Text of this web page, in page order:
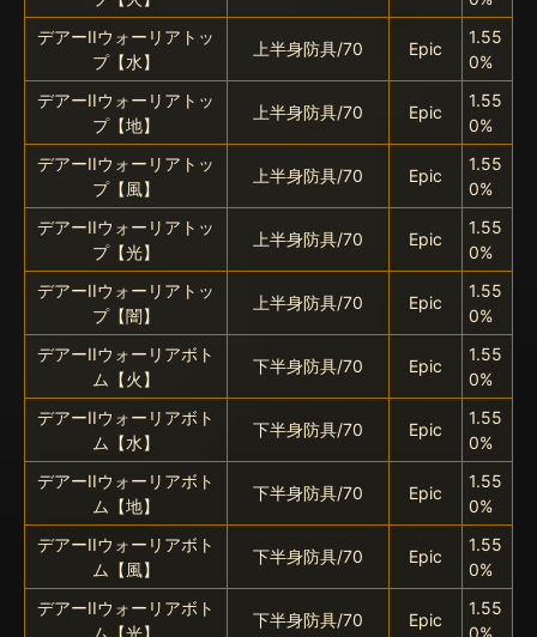
デアーIIウォーリアトッ
プ【水】
上半身防具/70 Epic
1.55
0%
デアーIIウォーリアトッ
プ【地】
上半身防具/70 Epic
1.55
0%
デアーIIウォーリアトッ
プ【風】
上半身防具/70 Epic
1.55
0%
デアーIIウォーリアトッ
プ【光】
上半身防具/70 Epic
1.55
0%
デアーIIウォーリアトッ
プ【闇】
上半身防具/70 Epic
1.55
0%
デアーIIウォーリアボト
ム【火】
下半身防具/70 Epic
1.55
0%
デアーIIウォーリアボト
ム【水】
下半身防具/70 Epic
1.55
0%
デアーIIウォーリアボト
ム【地】
下半身防具/70 Epic
1.55
0%
デアーIIウォーリアボト
ム【風】
下半身防具/70 Epic
1.55
0%
デアーIIウォーリアボト
下半身防具/70 Epic
1.55